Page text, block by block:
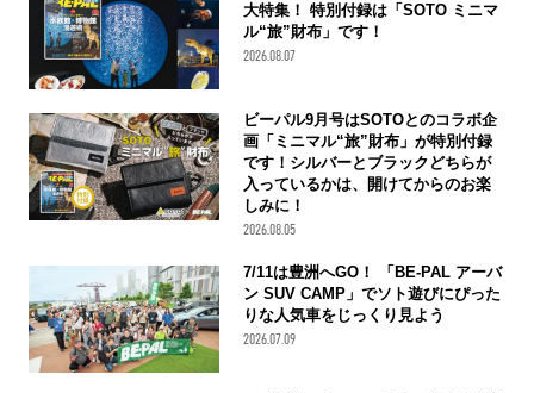
大特集！ 特別付録は「SOTO ミニマ
ル“旅”財布」です！
2026.08.07
ビーパル9月号はSOTOとのコラボ企
画「ミニマル“旅”財布」が特別付録
です！シルバーとブラックどちらが
入っているかは、開けてからのお楽
しみに！
2026.08.05
7/11は豊洲へGO！ 「BE-PAL アーバ
ン SUV CAMP」でソト遊びにぴった
りな人気車をじっくり見よう
2026.07.09